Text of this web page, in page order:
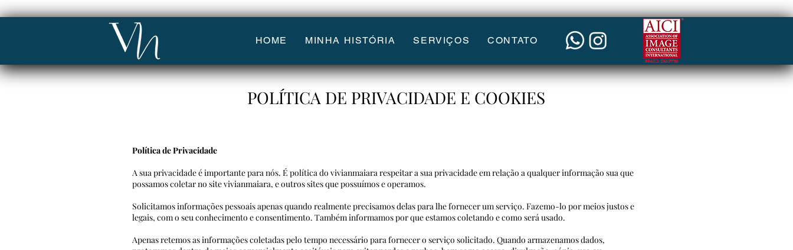
HOME MINHA HISTÓRIA SERVIÇOS CONTATO
POLÍTICA DE PRIVACIDADE E COOKIES
Política de Privacidade
A sua privacidade é importante para nós. É política do vivianmaiara respeitar a sua privacidade em relação a qualquer informação sua que
possamos coletar no site vivianmaiara, e outros sites que possuímos e operamos.
Solicitamos informações pessoais apenas quando realmente precisamos delas para lhe fornecer um serviço. Fazemo-lo por meios justos e
legais, com o seu conhecimento e consentimento. Também informamos por que estamos coletando e como será usado.
Apenas retemos as informações coletadas pelo tempo necessário para fornecer o serviço solicitado. Quando armazenamos dados,